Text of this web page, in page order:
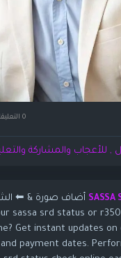
0 التعليقات
, للأعجاب والمشاركة
SASSA أضاف صورة
sassa srd status or
Get instant updates on
payment dates.